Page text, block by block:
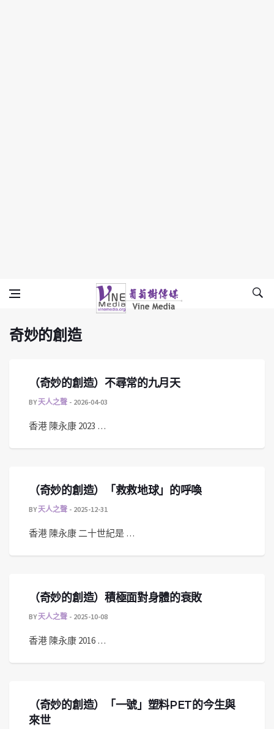
奇妙的創造
Vine Media
葡萄樹傳媒
奇妙的創造
（奇妙的創造）不尋常的九月天
BY天人之聲 2026-04-03
香港 陳永康 2023 …
（奇妙的創造）「救救地球」的呼喚
BY天人之聲 2025-12-31
香港 陳永康 二十世紀是 …
（奇妙的創造）積極面對身體的衰敗
BY天人之聲 2025-10-08
香港 陳永康 2016 …
（奇妙的創造）「一號」塑料PET的今生與
來世